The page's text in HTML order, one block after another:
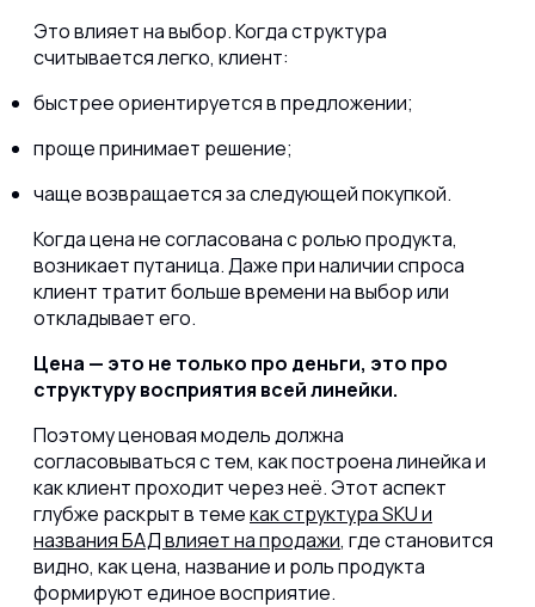
Это влияет на выбор. Когда структура
считывается легко, клиент:
быстрее ориентируется в предложении;
проще принимает решение;
чаще возвращается за следующей покупкой.
Когда цена не согласована с ролью продукта,
возникает путаница. Даже при наличии спроса
клиент тратит больше времени на выбор или
откладывает его.
Цена — это не только про деньги, это про
структуру восприятия всей линейки.
Поэтому ценовая модель должна
согласовываться с тем, как построена линейка и
как клиент проходит через неё. Этот аспект
глубже раскрыт в темекак структура SKU и
названия БАД влияет на продажи, где становится
видно, как цена, название и роль продукта
формируют единое восприятие.